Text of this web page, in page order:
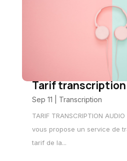
Tarif
Sep 11 Transcription
TARIF TRANSCRIPTION
vous propose un service de
tarif de la...